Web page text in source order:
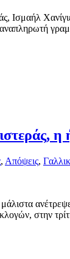
, Απόψεις,
στην